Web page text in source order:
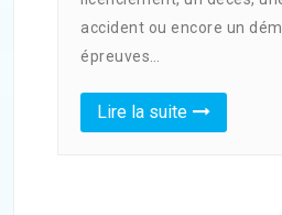
accident ou encore un
épreuves…
Lire la suite